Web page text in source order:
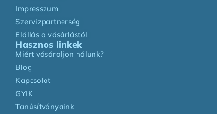
Impresszum
Szervizpartnerség
Elállás a vásárlástól
Hasznos linkek
Miért vásároljon nálunk?
Blog
Kapcsolat
GYIK
Tanúsítványaink